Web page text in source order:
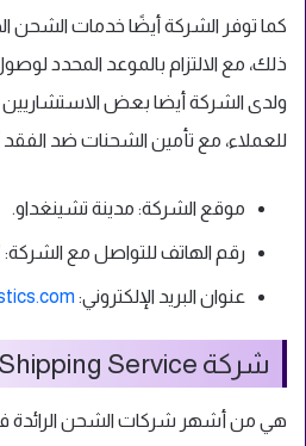
كما توفر الشركة أيضًا خدمات الشحن
ذلك، مع الالتزام بالموعد المحدد
ولدى الشركة أيضا بعض الاستشاريين
للعملاء، مع تأمين الشحنات ضد الفقد
موقع الشركة: مدينة تشينغداو.
رقم الهاتف للتواصل مع الشركة: 8653288019817+
عنوان البريد الإلكتروني:
شركة China Shipping Service
هي من أشهر شركات الشحن الرائدة في